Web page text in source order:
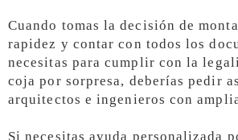
Cuando tomas la decisión de
rapidez y contar con todos los
necesitas para cumplir con la
coja por sorpresa, deberías pedir
arquitectos e ingenieros con
Si necesitas ayuda personalizada